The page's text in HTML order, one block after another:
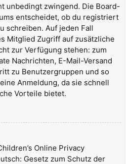
unbedingt zwingend. Die Board-
entscheidet, ob du registriert
schreiben. Auf jeden Fall
Mitglied Zugriff auf zusätzliche
zur Verfügung stehen: zum
Nachrichten, E-Mail-Versand
zu Benutzergruppen und so
Anmeldung, da sie schnell
Vorteile bietet.
Online Privacy
Gesetz zum Schutz der